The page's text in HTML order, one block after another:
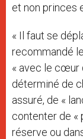
et non princes
« Il faut se
recommandé
« avec le cœur
déterminé de
assuré, de «
contenter de «
réserve ou